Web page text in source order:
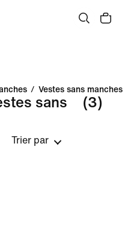
/ Vestes sans manches
sans
(3)
Trier par